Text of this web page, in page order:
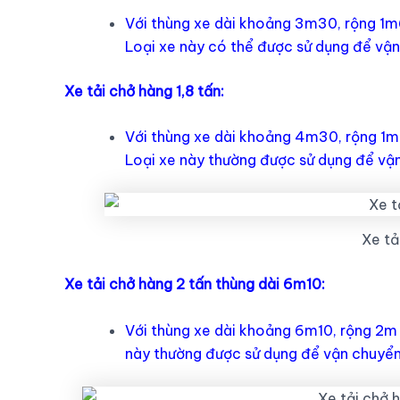
Với thùng xe dài khoảng 3m30, rộng
Loại xe này có thể được sử dụng để
Xe tải chở hàng 1,8 tấn:
Với thùng xe dài khoảng 4m30, rộng
Loại xe này thường được sử dụng để
Xe
Xe tải chở hàng 2 tấn thùng dài 6m10:
Với thùng xe dài khoảng 6m10, rộng
này thường được sử dụng để vận